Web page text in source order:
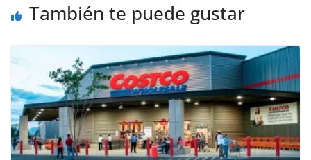
k
También te puede gustar